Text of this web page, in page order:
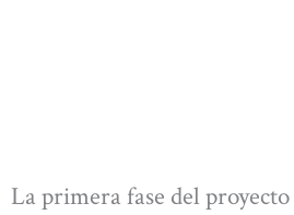
La primera fase del